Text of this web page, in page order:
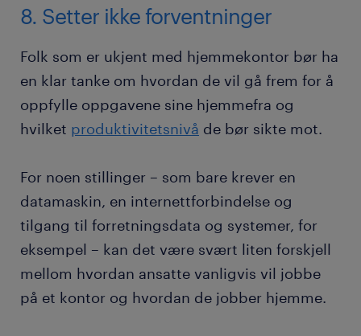
8. Setter ikke forventninger
Folk som er ukjent med hjemmekontor bør ha
en klar tanke om hvordan de vil gå frem for å
oppfylle oppgavene sine hjemmefra og
hvilket produktivitetsnivå de bør sikte mot.
For noen stillinger – som bare krever en
datamaskin, en internettforbindelse og
tilgang til forretningsdata og systemer, for
eksempel – kan det være svært liten forskjell
mellom hvordan ansatte vanligvis vil jobbe
på et kontor og hvordan de jobber hjemme.